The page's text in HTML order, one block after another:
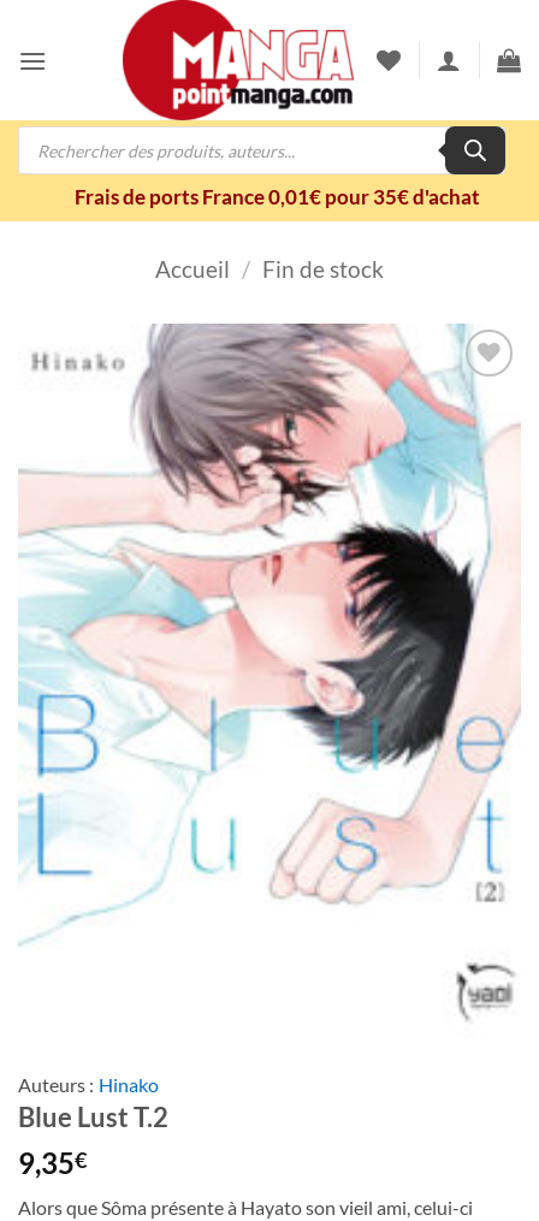
contenu
Recherche
Frais de ports France 0,01€ pour 35€ d'achat
Accueil / Fin de stock
Ajouter
à la
wishlist
Auteurs : Hinako
Blue Lust T.2
9,35€
Alors que Sôma présente à Hayato son vieil ami, celui-ci